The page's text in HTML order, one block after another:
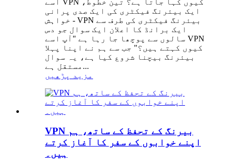
ایک بیئرنگ فیکٹری کی ایک صدی پرانی
خواہش - VPN بیئرنگ فیکٹری کی طرف سے
ایک برانڈ کا اعلان ایک سوال جو دس
سالوں سے پوچھا جا رہا ہے "آپ اسے VPN
کیوں کہتے ہیں؟" جب سے ہم نے اپنا پہلا
بیئرنگ بیچنا شروع کیا ہے، یہ سوال
مستقل ہے...
مزید پڑھیں
VPN بیرنگ کے تحفظ کے ساتھ، ہم
اپنے خوابوں کے سفر کا آغاز کرتے
ہیں۔